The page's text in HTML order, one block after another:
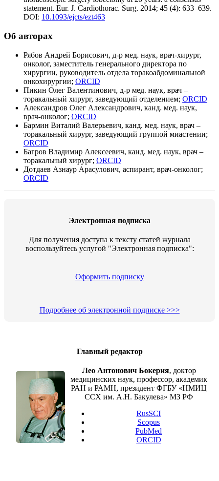
statement. Eur. J. Cardiothorac. Surg. 2014; 45 (4): 633–639.
DOI: 10.1093/ejcts/ezt463
Об авторах
Рябов Андрей Борисович, д-р мед. наук, врач-хирург,
онколог, заместитель генерального директора по
хирургии, руководитель отдела торакоабдоминальной
онкохирургии; ORCID
Пикин Олег Валентинович, д-р мед. наук, врач –
торакальный хирург, заведующий отделением; ORCID
Александров Олег Александрович, канд. мед. наук,
врач-онколог; ORCID
Бармин Виталий Валерьевич, канд. мед. наук, врач –
торакальный хирург, заведующий группой миастении;
ORCID
Багров Владимир Алексеевич, канд. мед. наук, врач –
торакальный хирург; ORCID
Дотдаев Азнаур Арасулович, аспирант, врач-онколог;
ORCID
Электронная подписка
Для получения доступа к тексту статей журнала
воспользуйтесь услугой "Электронная подписка":
Оформить подписку
Подробнее об электронной подписке >>>
Главный редактор
Лео Антонович Бокерия, доктор
медицинских наук, профессор, академик
РАН и РАМН, президент ФГБУ «НМИЦ
ССХ им. А.Н. Бакулева» МЗ РФ
RusSCI
Scopus
PubMed
ORCID